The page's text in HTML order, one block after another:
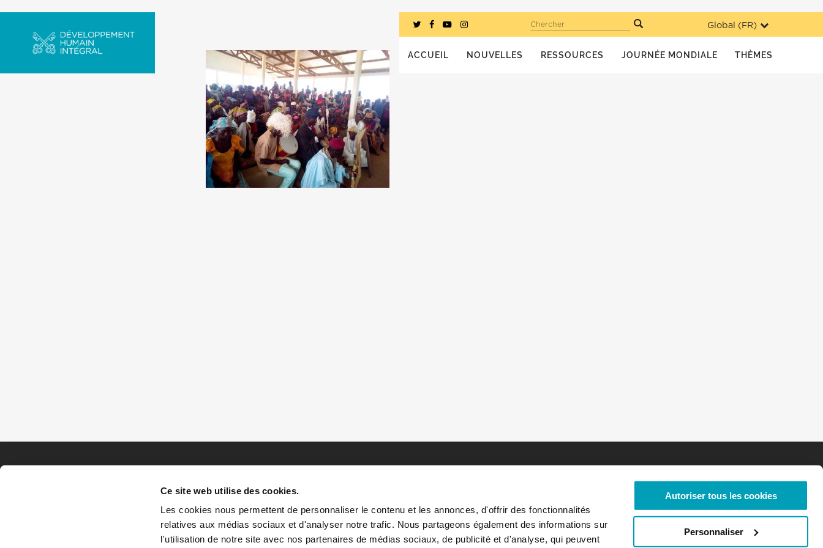
Ce site web utilise des cookies.
Les cookies nous permettent de personnaliser le contenu et les annonces, d'offrir des fonctionnalités
relatives aux médias sociaux et d'analyser notre trafic. Nous partageons également des informations sur
l'utilisation de notre site avec nos partenaires de médias sociaux, de publicité et d'analyse, qui peuvent
Autoriser tous les cookies
Personnaliser
Global (FR)
Chercher
ACCUEIL NOUVELLES RESSOURCES JOURNÉE MONDIALE THÈMES
HOME HISTOIRES RESSOURCES